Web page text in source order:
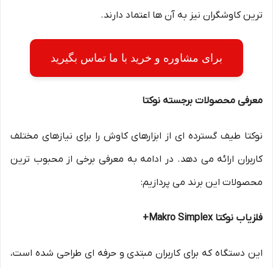
ترین کاوشگران نیز به آن ها اعتماد دارند.
برای مشاوره و خرید با ما تماس بگیرید
معرفی محصولات برجسته نوکتا
نوکتا طیف گسترده ای از ابزارهای کاوش را برای نیازهای مختلف
کاربران ارائه می دهد. در ادامه به معرفی برخی از محبوب ترین
محصولات این برند می پردازیم:
فلزیاب نوکتا Makro Simplex+
این دستگاه که برای کاربران مبتدی و حرفه ای طراحی شده است،